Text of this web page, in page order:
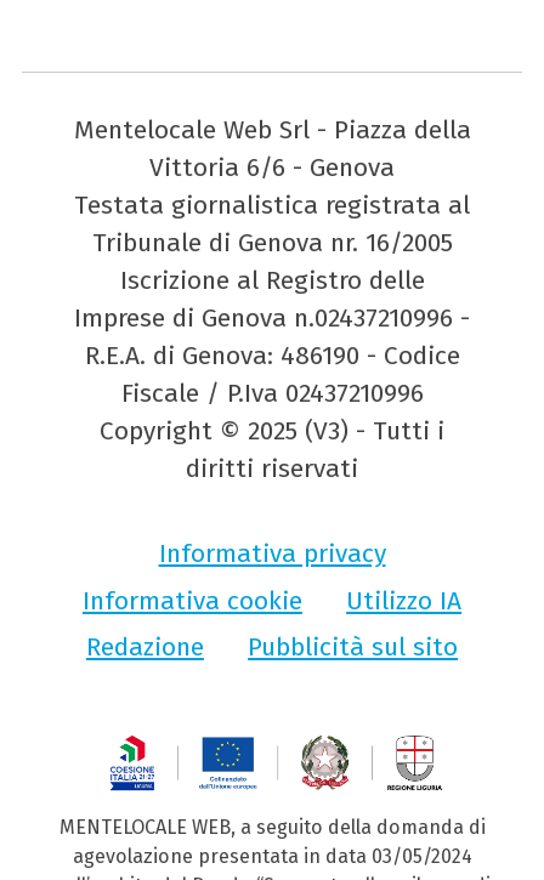
Mentelocale Web Srl - Piazza della
Vittoria 6/6 - Genova
Testata giornalistica registrata al
Tribunale di Genova nr. 16/2005
Iscrizione al Registro delle
Imprese di Genova n.02437210996 -
R.E.A. di Genova: 486190 - Codice
Fiscale / P.Iva 02437210996
Copyright © 2025 (V3) - Tutti i
diritti riservati
Informativa privacy
Informativa cookie
Utilizzo IA
Redazione
Pubblicità sul sito
MENTELOCALE WEB, a seguito della domanda di
agevolazione presentata in data 03/05/2024